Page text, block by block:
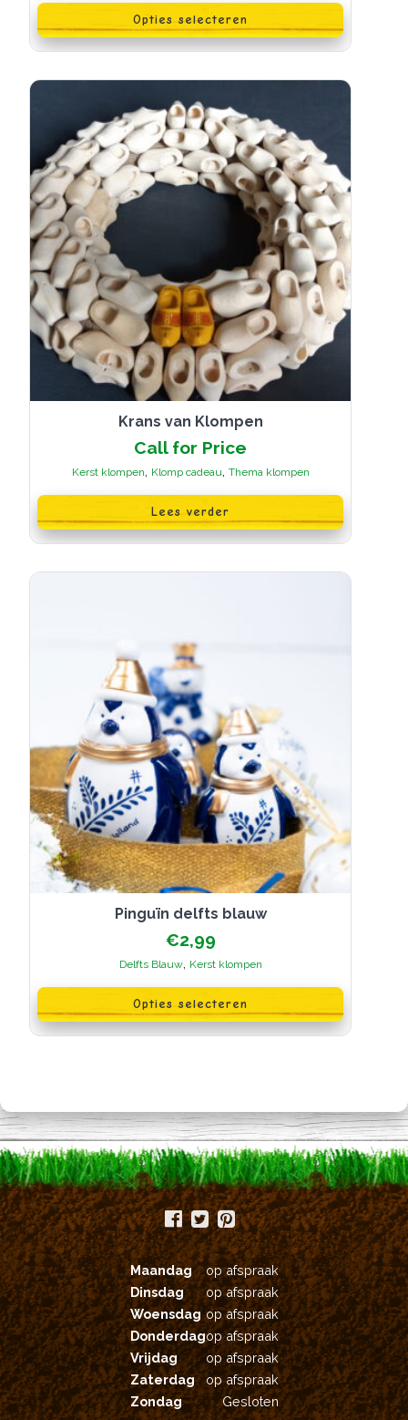
Opties selecteren
product
heeft
meerdere
variaties.
optie
worden
de
productpagina
Krans van Klompen
Call for Price
Kerst klompen, Klomp cadeau, Thema klompen
Lees verder
pinguïn delfts blauw
€2,99
Delfts Blauw, Kerst klompen
Opties selecteren
product
heeft
meerdere
variaties.
worden
op
de
productpagina
Maandag
op afspraak
Dinsdag
op afspraak
Woensdag op afspraak
Donderdagop afspraak
Vrijdag
op afspraak
Zaterdag
op afspraak
Zondag
Gesloten